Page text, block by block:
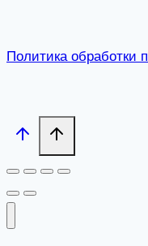
Политика обработки